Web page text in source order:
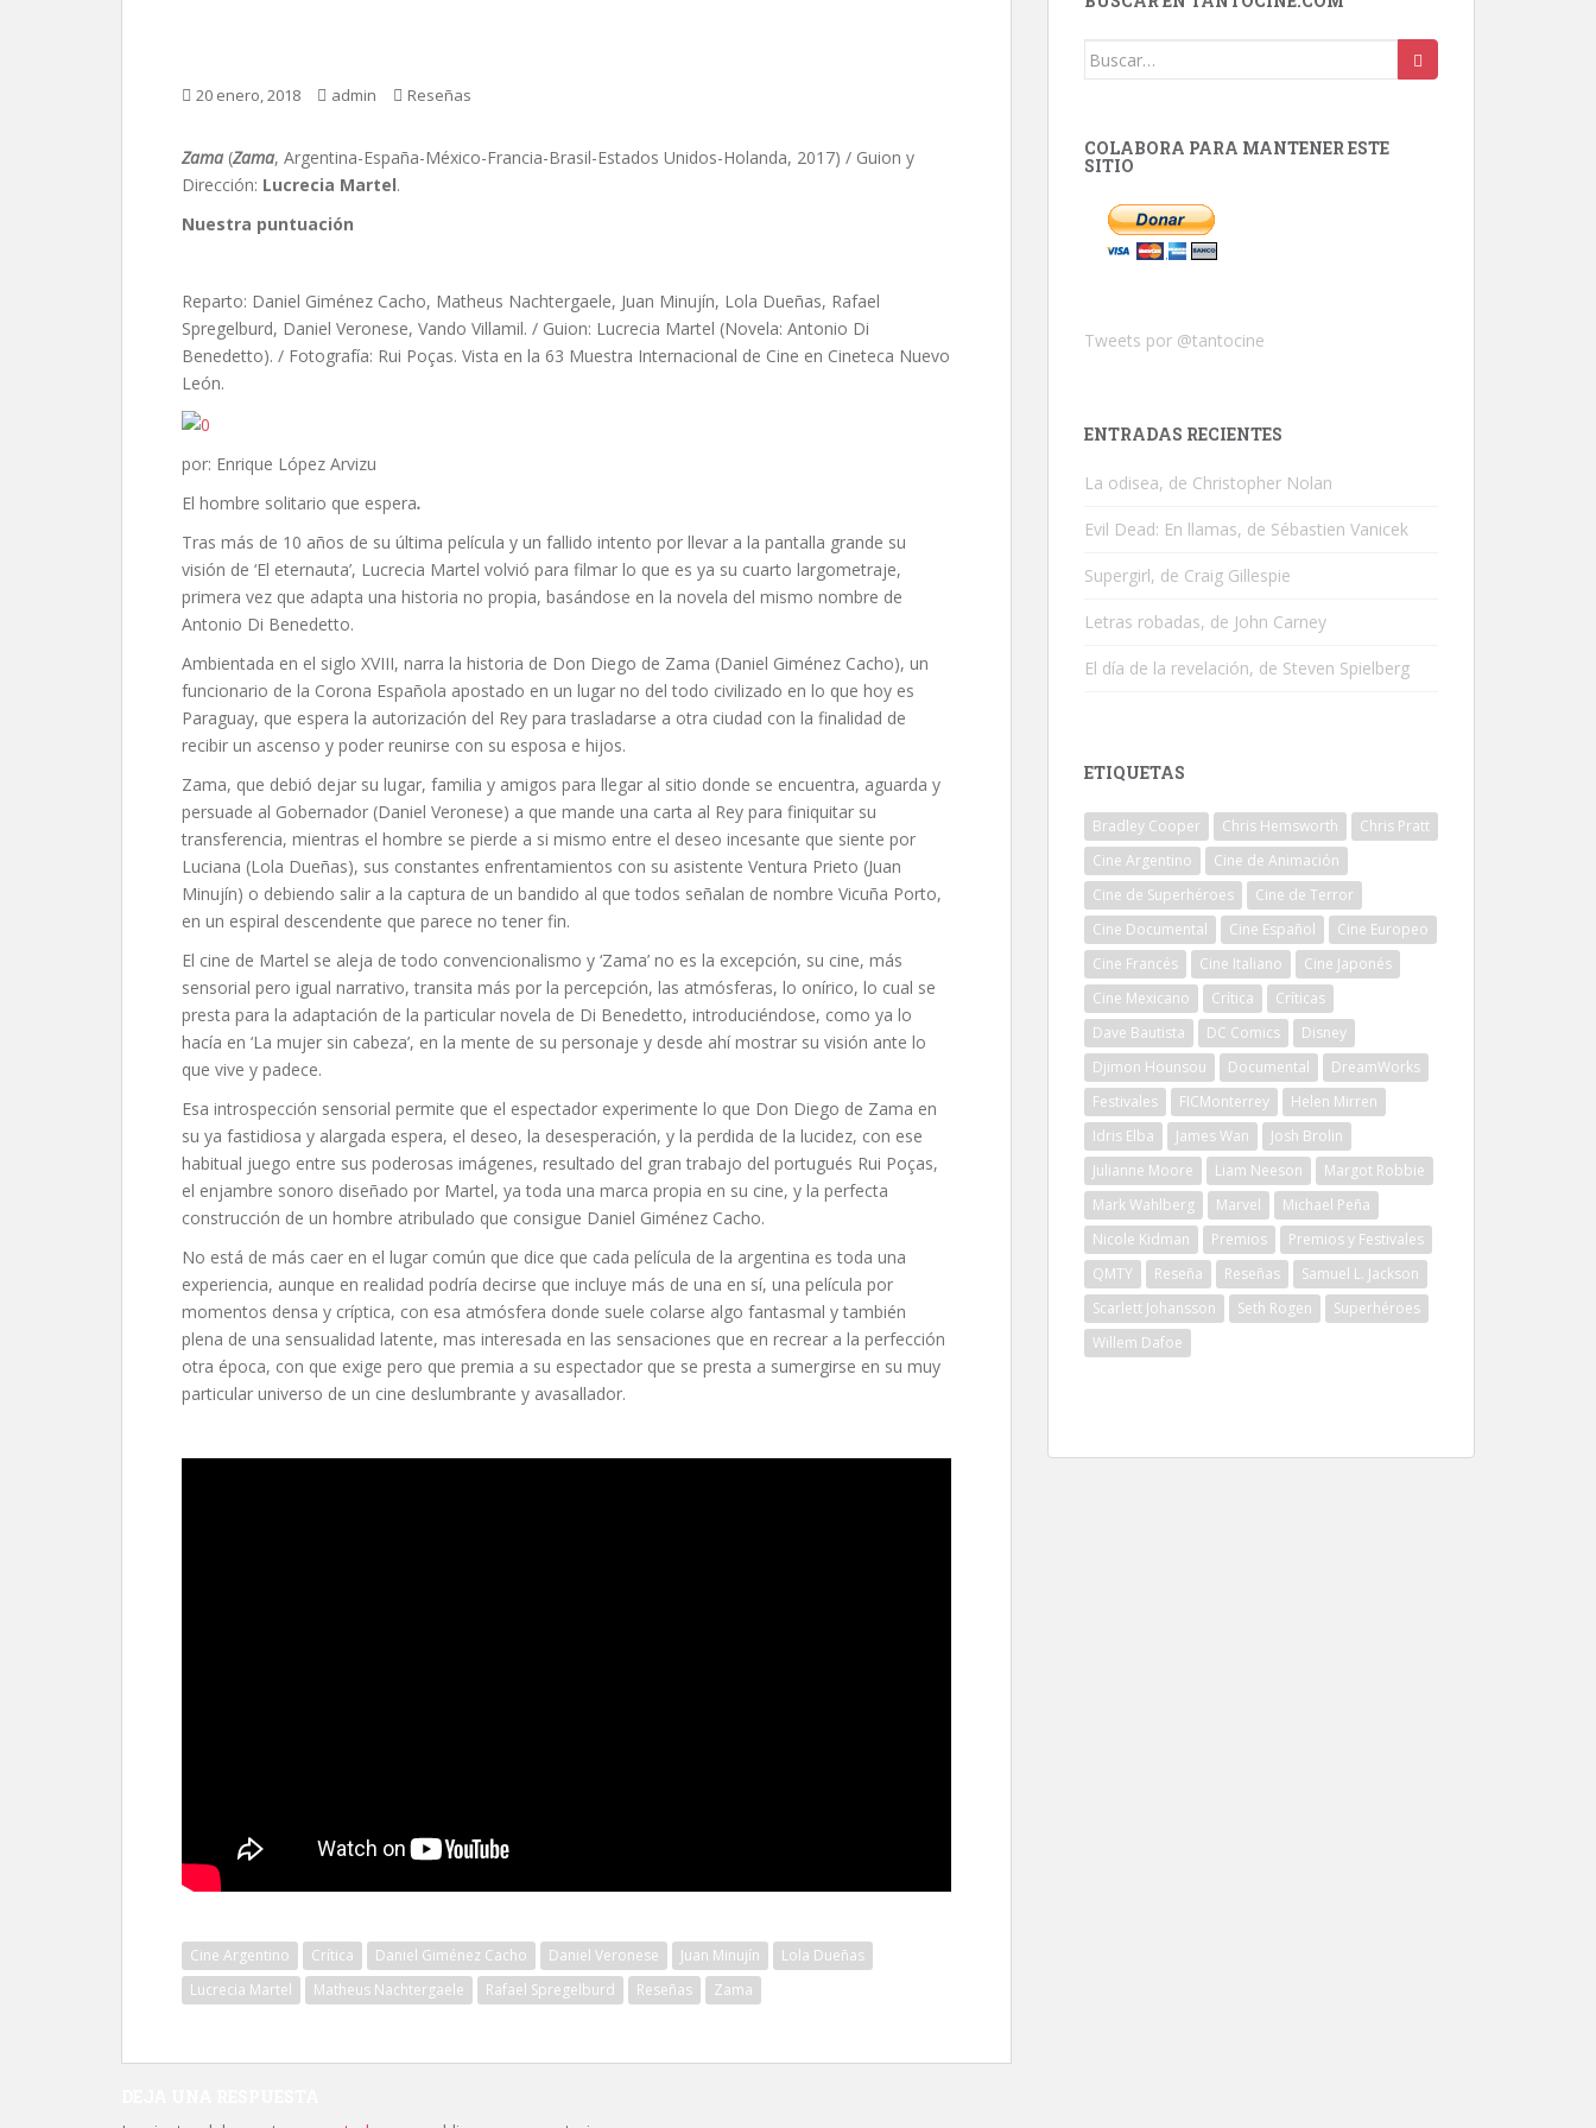
20 enero, 2018 admin Reseñas
Zama (Zama, Argentina-España-México-Francia-Brasil-Estados Unidos-Holanda, 2017) / Guion y
Dirección: Lucrecia Martel.
Nuestra puntuación
Reparto: Daniel Giménez Cacho, Matheus Nachtergaele, Juan Minujín, Lola Dueñas, Rafael
Spregelburd, Daniel Veronese, Vando Villamil. / Guion: Lucrecia Martel (Novela: Antonio Di
Benedetto). / Fotografía: Rui Poças. Vista en la 63 Muestra Internacional de Cine en Cineteca Nuevo
León.
por: Enrique López Arvizu
El hombre solitario que espera.
Tras más de 10 años de su última película y un fallido intento por llevar a la pantalla grande su
visión de ‘El eternauta’, Lucrecia Martel volvió para filmar lo que es ya su cuarto largometraje,
primera vez que adapta una historia no propia, basándose en la novela del mismo nombre de
Antonio Di Benedetto.
Ambientada en el siglo XVIII, narra la historia de Don Diego de Zama (Daniel Giménez Cacho), un
funcionario de la Corona Española apostado en un lugar no del todo civilizado en lo que hoy es
Paraguay, que espera la autorización del Rey para trasladarse a otra ciudad con la finalidad de
recibir un ascenso y poder reunirse con su esposa e hijos.
Zama, que debió dejar su lugar, familia y amigos para llegar al sitio donde se encuentra, aguarda y
persuade al Gobernador (Daniel Veronese) a que mande una carta al Rey para finiquitar su
transferencia, mientras el hombre se pierde a si mismo entre el deseo incesante que siente por
Luciana (Lola Dueñas), sus constantes enfrentamientos con su asistente Ventura Prieto (Juan
Minujín) o debiendo salir a la captura de un bandido al que todos señalan de nombre Vicuña Porto,
en un espiral descendente que parece no tener fin.
El cine de Martel se aleja de todo convencionalismo y ‘Zama’ no es la excepción, su cine, más
sensorial pero igual narrativo, transita más por la percepción, las atmósferas, lo onírico, lo cual se
presta para la adaptación de la particular novela de Di Benedetto, introduciéndose, como ya lo
hacía en ‘La mujer sin cabeza’, en la mente de su personaje y desde ahí mostrar su visión ante lo
que vive y padece.
Esa introspección sensorial permite que el espectador experimente lo que Don Diego de Zama en
su ya fastidiosa y alargada espera, el deseo, la desesperación, y la perdida de la lucidez, con ese
habitual juego entre sus poderosas imágenes, resultado del gran trabajo del portugués Rui Poças,
el enjambre sonoro diseñado por Martel, ya toda una marca propia en su cine, y la perfecta
construcción de un hombre atribulado que consigue Daniel Giménez Cacho.
No está de más caer en el lugar común que dice que cada película de la argentina es toda una
experiencia, aunque en realidad podría decirse que incluye más de una en sí, una película por
momentos densa y críptica, con esa atmósfera donde suele colarse algo fantasmal y también
plena de una sensualidad latente, mas interesada en las sensaciones que en recrear a la perfección
otra época, con que exige pero que premia a su espectador que se presta a sumergirse en su muy
particular universo de un cine deslumbrante y avasallador.
Cine Argentino Crítica Daniel Giménez Cacho Daniel Veronese Juan Minujín
Lola Dueñas
Lucrecia Martel
Matheus Nachtergaele Rafael Spregelburd Reseñas Zama
Buscar:
COLABORA PARA MANTENER ESTE
SITIO
Tweets por @tantocine
ENTRADAS RECIENTES
La odisea, de Christopher Nolan
Evil Dead: En llamas, de Sébastien Vanicek
Supergirl, de Craig Gillespie
Letras robadas, de John Carney
El día de la revelación, de Steven Spielberg
ETIQUETAS
Bradley Cooper Chris Hemsworth
Chris Pratt
Cine Argentino
Cine de Animación
Cine de Superhéroes
Cine de Terror
Cine Documental
Cine Español
Cine Europeo
Cine Francés
Cine Italiano
Cine Japonés
Cine Mexicano
Crítica
Críticas
Dave Bautista
DC Comics
Disney
Djimon Hounsou
Documental
DreamWorks
Festivales
FICMonterrey
Helen Mirren
Idris Elba
James Wan
Josh Brolin
Julianne Moore
Liam Neeson
Margot Robbie
Mark Wahlberg
Marvel
Michael Peña
Nicole Kidman
Premios
Premios y Festivales
QMTY
Reseña Reseñas
Samuel L. Jackson
Scarlett Johansson
Seth Rogen
Superhéroes
Willem Dafoe